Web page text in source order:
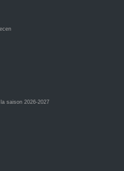
saison 2026-2027